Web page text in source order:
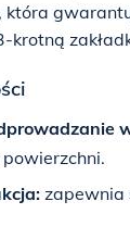
która
krotną
zapewnia